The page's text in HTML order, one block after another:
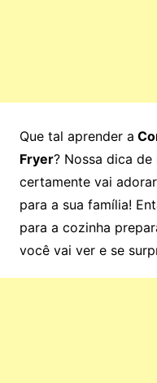
Que tal aprender a
Fryer? Nossa dica
certamente vai
para a sua família!
para a cozinha
você vai ver e se